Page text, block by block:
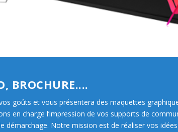
BROCHURE....
goûts et vous présentera des maquettes
en charge l’impression de vos supports de
Notre mission est de réaliser vos